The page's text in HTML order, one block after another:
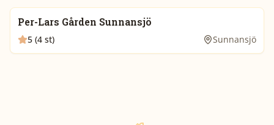
Per-Lars Gården Sunnansjö
5 (4 st) Sunnansjö